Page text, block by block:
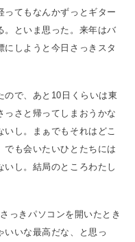
ってもなんかずっとギター
。といま思った。来年はバ
にしようと今日さっきスタ
ので、あと10日くらいは東
っさと帰ってしまおうかな
いし。まぁでもそれはどこ
でも会いたいひとたちには
し。結局のところわたし
っきパソコンを開いたとき
いいな最高だな、と思っ